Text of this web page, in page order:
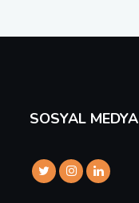
SOSYAL MEDYA